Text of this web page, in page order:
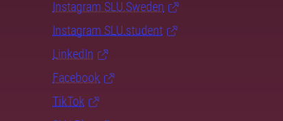
Instagram SLU.Sweden
Instagram SLU.student
LinkedIn
Facebook
TikTok